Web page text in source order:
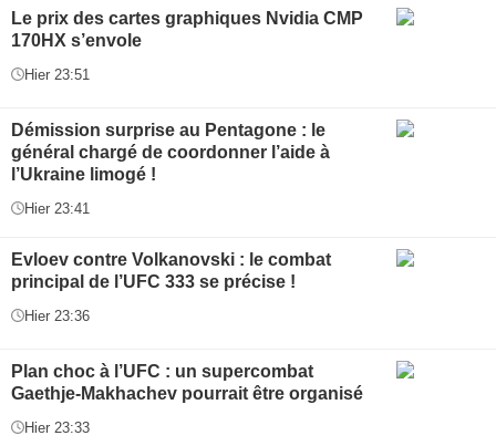
Le prix des cartes graphiques Nvidia CMP
170HX s’envole
Hier 23:51
Démission surprise au Pentagone : le
général chargé de coordonner l’aide à
l’Ukraine limogé !
Hier 23:41
Evloev contre Volkanovski : le combat
principal de l’UFC 333 se précise !
Hier 23:36
Plan choc à l’UFC : un supercombat
Gaethje-Makhachev pourrait être organisé
Hier 23:33